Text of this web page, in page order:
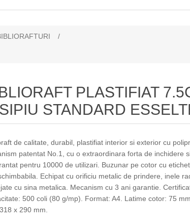
/
PLASTIFIAT
STANDARD
de calitate, durabil, plastifiat interior si exterior cu
patentat No.1, cu o extraordinara forta de inchidere
pentru 10000 de utilizari. Buzunar pe cotor cu
Echipat cu orificiu metalic de prindere, inele
cu sina metalica. Mecanism cu 3 ani garantie.
500 coli (80 g/mp). Format: A4. Latime cotor: 75
x 290 mm.